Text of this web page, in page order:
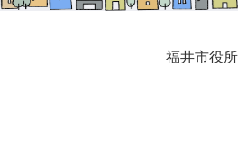
福井市役所